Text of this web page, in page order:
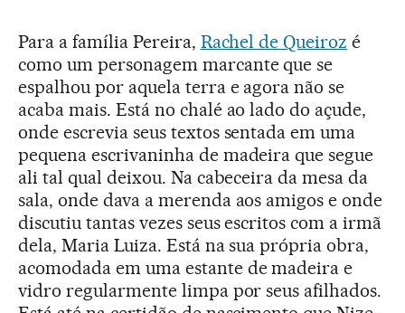
Para a família Pereira, Rachel de Queiroz é
como um personagem marcante que se
espalhou por aquela terra e agora não se
acaba mais. Está no chalé ao lado do açude,
onde escrevia seus textos sentada em uma
pequena escrivaninha de madeira que segue
ali tal qual deixou. Na cabeceira da mesa da
sala, onde dava a merenda aos amigos e onde
discutiu tantas vezes seus escritos com a irmã
dela, Maria Luiza. Está na sua própria obra,
acomodada em uma estante de madeira e
vidro regularmente limpa por seus afilhados.